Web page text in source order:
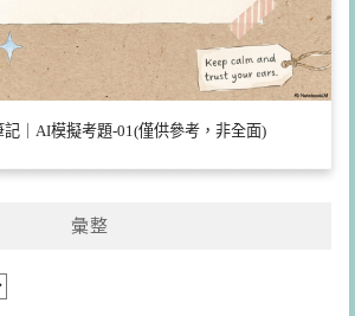
｜AI模擬考題-01(僅供參考，非全面)
彙整